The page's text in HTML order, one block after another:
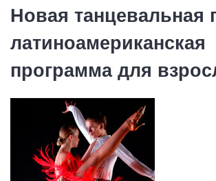
Новая танцевальная
латиноамериканская
программа для